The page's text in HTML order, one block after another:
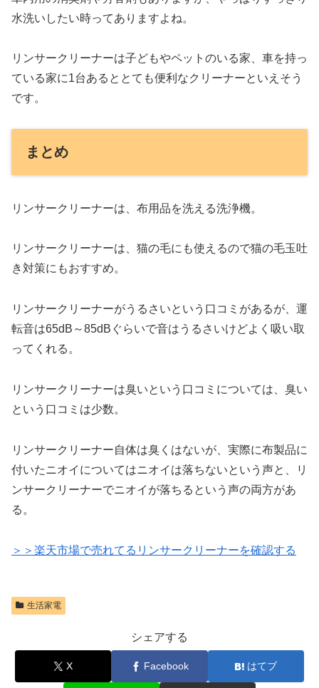
水洗いしたい時ってありますよね。
リンサークリーナーは子どもやペットのいる家、車を持っ
ている家に1台あるととても便利なクリーナーといえそう
です。
まとめ
リンサークリーナーは、布用品を洗える洗浄機。
リンサークリーナーは、猫の毛にも使えるので猫の毛玉吐
き対策にもおすすめ。
リンサークリーナーがうるさいという口コミがあるが、運
転音は65dB～85dBぐらいで音はうるさいけどよく吸い取
ってくれる。
リンサークリーナーは臭いという口コミについては、臭い
という口コミは少数。
リンサークリーナー自体は臭くはないが、実際に布製品に
付いたニオイについてはニオイは落ちないという声と、リ
ンサークリーナーでニオイが落ちるという声の両方があ
る。
＞＞楽天市場で売れてるリンサークリーナーを確認する
生活家電
シェアする
X Facebook はてブ